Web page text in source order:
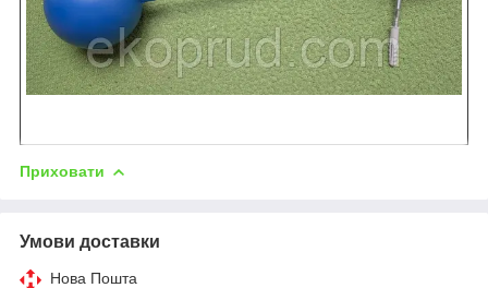
Приховати
Умови доставки
Нова Пошта